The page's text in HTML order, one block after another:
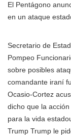
El Pentágono
en un ataque
Secretario de
Pompeo
sobre posibles
comandante iraní
Ocasio-Cortez
dicho que la
para la vida
Trump Trump le